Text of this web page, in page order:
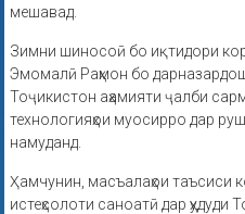
мешавад.
Зимни шиносоӣ бо иқтидори
Эмомалӣ Раҳмон бо
Тоҷикистон аҳамияти ҷалби
технологияҳои муосирро дар
намуданд.
Ҳамчунин, масъалаҳои таъсиси
истеҳсолоти саноатӣ дар